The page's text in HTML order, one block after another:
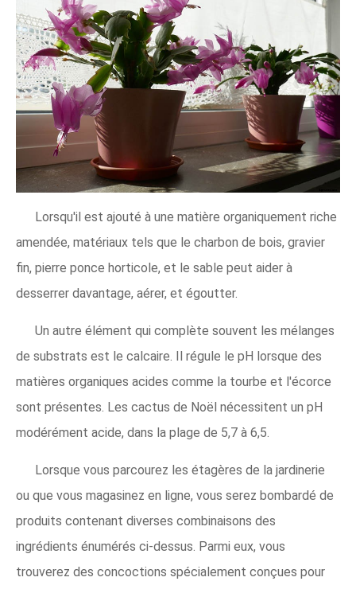
Lorsqu'il est ajouté à une matière organiquement riche
amendée, matériaux tels que le charbon de bois, gravier
fin, pierre ponce horticole, et le sable peut aider à
desserrer davantage, aérer, et égoutter.
Un autre élément qui complète souvent les mélanges
de substrats est le calcaire. Il régule le pH lorsque des
matières organiques acides comme la tourbe et l'écorce
sont présentes. Les cactus de Noël nécessitent un pH
modérément acide, dans la plage de 5,7 à 6,5.
Lorsque vous parcourez les étagères de la jardinerie
ou que vous magasinez en ligne, vous serez bombardé de
produits contenant diverses combinaisons des
ingrédients énumérés ci-dessus. Parmi eux, vous
trouverez des concoctions spécialement conçues pour